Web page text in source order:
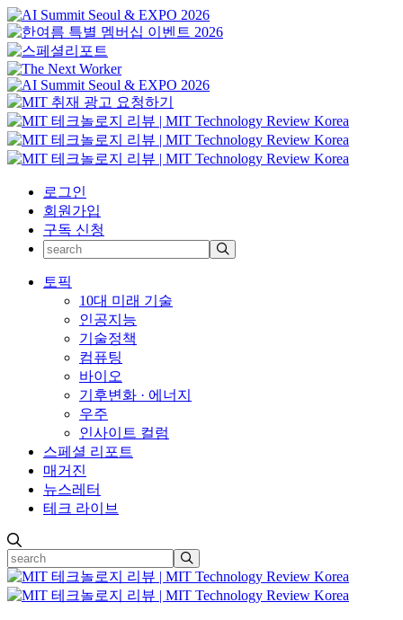
로그인
회원가입
구독 신청
토픽
10대 미래 기술
인공지능
기술정책
컴퓨팅
바이오
기후변화 · 에너지
우주
인사이트 컬럼
스페셜 리포트
매거진
뉴스레터
테크 라이브